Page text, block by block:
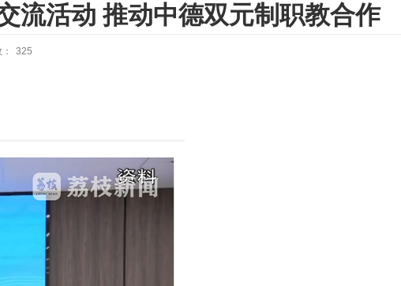
流活动 推动中德双元制职教合作
325